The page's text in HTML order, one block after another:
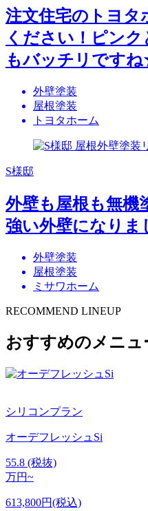
注文住宅のトヨタ
ください！ピン
もバッチリです
外壁塗装
屋根塗装
トヨタホーム
S様邸
外壁も屋根も無機
強い外壁になり
外壁塗装
屋根塗装
ミサワホーム
RECOMMEND LINEUP
おすすめのメニュ
シリコンプラン
オーデフレッシュSi
55.8 (税抜)
万円~
613,800円(税込)